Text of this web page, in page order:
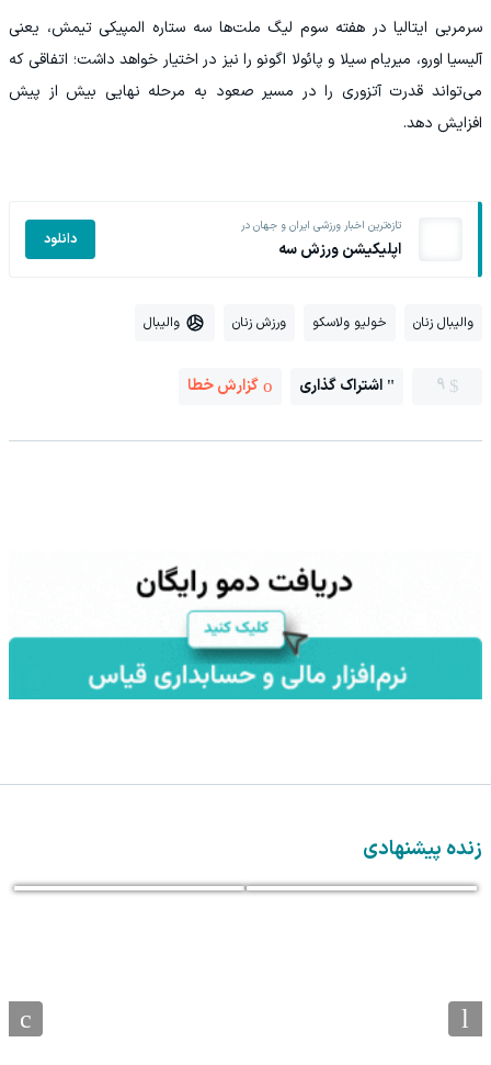
سرمربی ایتالیا در هفته سوم لیگ ملت‌ها سه ستاره المپیکی تیمش، یعنی
آلیسیا اورو، میریام سیلا و پائولا اگونو را نیز در اختیار خواهد داشت؛ اتفاقی که
می‌تواند قدرت آتزوری را در مسیر صعود به مرحله نهایی بیش از پیش
افزایش دهد.
تازه‌ترین اخبار ورزشی ایران و جهان در
اپلیکیشن ورزش سه دانلود
والیبال زنان خولیو ولاسکو ورزش زنان والیبال
9 اشتراک گذاری گزارش خطا
زنده پیشنهادی